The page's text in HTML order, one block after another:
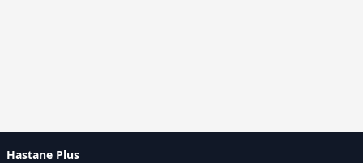
Hastane Plus